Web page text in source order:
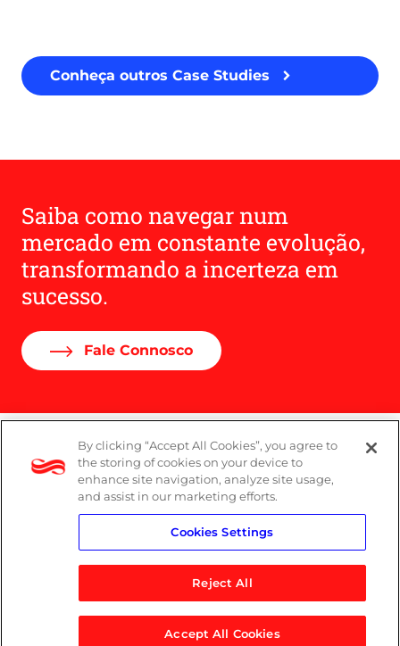
Conheça outros Case Studies
Saiba como navegar num
mercado em constante evolução,
transformando a incerteza em
sucesso.
Fale Connosco
© 2026 Logicalis Group
Denúncias
Política de Privacidade
Política do Sistema de Gestão Integrado
By clicking “Accept All Cookies”, you agree to
the storing of cookies on your device to
enhance site navigation, analyze site usage,
and assist in our marketing efforts.
Cookies Settings
Reject All
Accept All Cookies